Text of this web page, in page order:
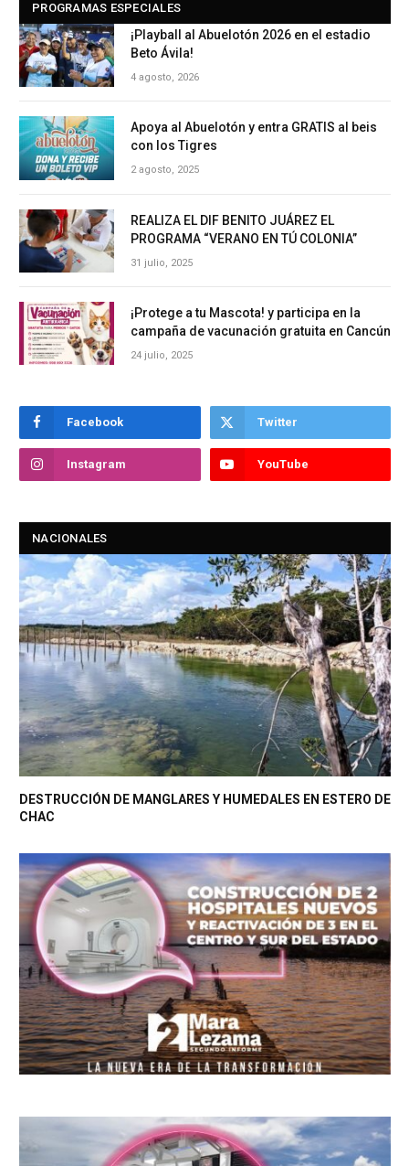
PROGRAMAS ESPECIALES
¡Playball al Abuelotón 2026 en el estadio
Beto Ávila!
4 agosto, 2026
Apoya al Abuelotón y entra GRATIS al beis
con los Tigres
2 agosto, 2025
REALIZA EL DIF BENITO JUÁREZ EL
PROGRAMA “VERANO EN TÚ COLONIA”
31 julio, 2025
¡Protege a tu Mascota! y participa en la
campaña de vacunación gratuita en Cancún
24 julio, 2025
Facebook Twitter
Instagram YouTube
NACIONALES
DESTRUCCIÓN DE MANGLARES Y HUMEDALES EN ESTERO DE
CHAC